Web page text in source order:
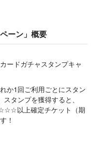
ーン」概要
ードガチャスタンプキャ
か1回ご利用ごとにスタン
タンプを獲得すると、
以上確定チケット（期
！